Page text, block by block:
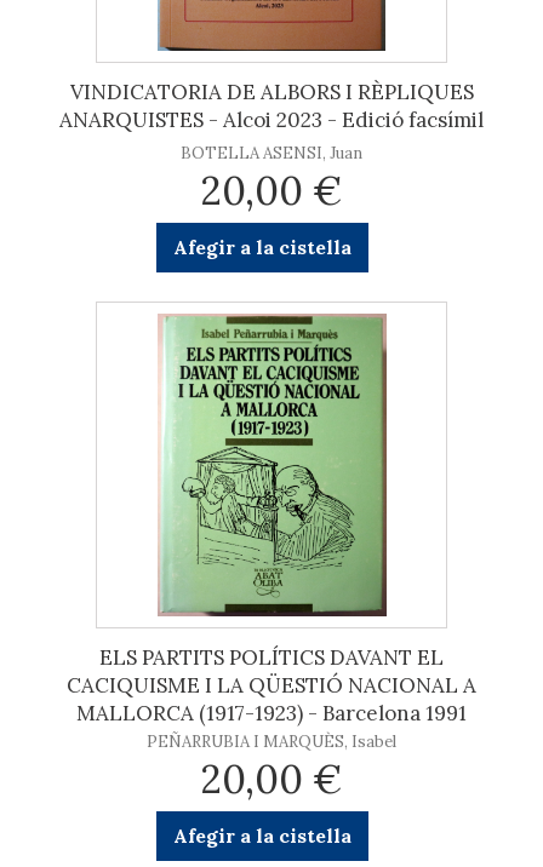
VINDICATORIA DE ALBORS I RÈPLIQUES
ANARQUISTES - Alcoi 2023 - Edició facsímil
BOTELLA ASENSI, Juan
20,00 €
Afegir a la cistella
ELS PARTITS POLÍTICS DAVANT EL
CACIQUISME I LA QÜESTIÓ NACIONAL A
MALLORCA (1917-1923) - Barcelona 1991
PEÑARRUBIA I MARQUÈS, Isabel
20,00 €
Afegir a la cistella